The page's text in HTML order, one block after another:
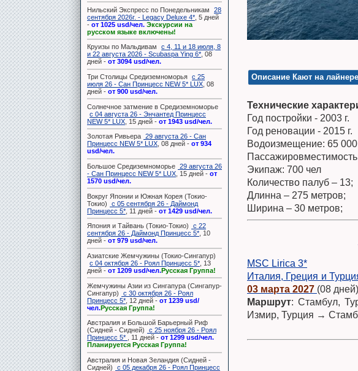
Нильский Экспресс по Понедельникам
28
сентября 2026г. - Legacy Deluxe 4* , 5 дней
- от 1025 usd/чел. Экскурсии на
русском языке включены!
Круизы по Мальдивам
с 4, 11 и 18 июля, 8
и 22 августа 2026 - Scubaspa Ying 6* , 08
дней - от 3094 usd/чел.
Три Столицы Средиземноморья с 25
июля 26 - Сан Принцесс NEW 5* LUX , 08
дней - от 900 usd/чел.
Солнечное затмение в Средиземноморье
с 04 августа 26 - Энчантед Принцесс
NEW 5* LUX , 15 дней - от 1943 usd/чел.
Золотая Ривьера 29 августа 26 - Сан
Принцесс NEW 5* LUX , 08 дней - от 934
usd/чел.
Большое Средиземноморье 29 августа 26
- Сан Принцесс NEW 5* LUX , 15 дней - от
1570 usd/чел.
Вокруг Японии и Южная Корея (Токио-
Токио)
с 05 сентября 26 - Даймонд
Принцесс 5* , 11 дней - от 1429 usd/чел.
Япония и Тайвань (Токио-Токио)
с 22
сентября 26 - Даймонд Принцесс 5* , 10
дней - от 979 usd/чел.
Азиатские Жемчужины (Токио-Сингапур)
с 04 октября 26 - Роял Принцесс 5* , 13
дней - от 1209 usd/чел.Русская Группа!
Жемчужины Азии из Сингапура (Сингапур-
Сингапур)
с 30 октября 26 - Роял
Принцесс 5* , 12 дней - от 1239 usd/
чел.Русская Группа!
Австралия и Большой Барьерный Риф
(Сидней - Сидней)
с 25 ноября 26 - Роял
Принцесс 5*
, 11 дней - от 1299 usd/чел.
Планируется Русская Группа!
Австралия и Новая Зеландия (Сидней -
Сидней)
с 05 декабря 26 - Роял Принцесс
Описание Кают на
Технические
Год постройки - 2003 г.
Год реновации - 2015 г.
Водоизмещение: 65 000
Экипаж: 700 чел
Количество палуб – 13;
Длинна – 275 метров;
Ширина – 30 метров;
MSC Lirica 3*
Италия, Греция и
03 марта 2027 (08 дней)
Маршрут: Стамбул,
Измир, Турция →